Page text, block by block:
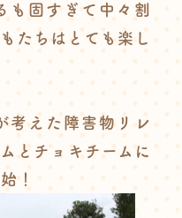
固すぎて中々割
たちはとても楽し
えた障害物リレ
とチョキチームに
！